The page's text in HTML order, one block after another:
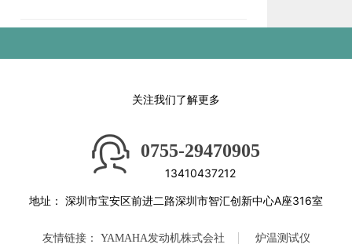
关注我们了解更多
0755-29470905
13410437212
地址： 深圳市宝安区前进二路深圳市智汇创新中心A座316室
友情链接： YAMAHA发动机株式会社 炉温测试仪